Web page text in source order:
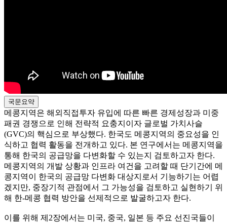
국문요약
메콩지역은 해외직접투자 유입에 따른 빠른 경제성장과 미중
패권 경쟁으로 인해 전략적 요충지이자 글로벌 가치사슬
(GVC)의 핵심으로 부상했다. 한국도 메콩지역의 중요성을 인
식하고 협력 활동을 전개하고 있다. 본 연구에서는 메콩지역을
통해 한국의 공급망을 다변화할 수 있는지 검토하고자 한다.
메콩지역의 개발 상황과 인프라 여건을 고려할 때 단기간에 메
콩지역이 한국의 공급망 다변화 대상지로서 기능하기는 어렵
겠지만, 중장기적 관점에서 그 가능성을 검토하고 실현하기 위
해 한-메콩 협력 방안을 선제적으로 발굴하고자 한다.
이를 위해 제2장에서는 미국, 중국, 일본 등 주요 선진국들이